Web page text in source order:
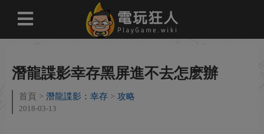
潛龍諜影幸存黑屏進不去怎麽辦
首頁 潛龍諜影：幸存 攻略
2018-03-13